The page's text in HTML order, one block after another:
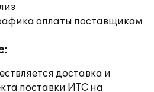
оплаты поставщикам
доставка и
поставки ИТС на